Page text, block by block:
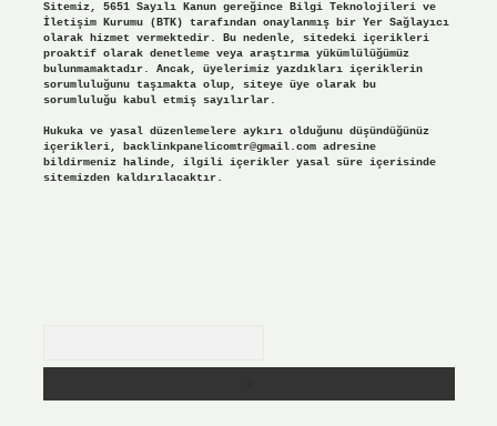
Sitemiz, 5651 Sayılı Kanun gereğince Bilgi Teknolojileri ve
İletişim Kurumu (BTK) tarafından onaylanmış bir Yer Sağlayıcı
olarak hizmet vermektedir. Bu nedenle, sitedeki içerikleri
proaktif olarak denetleme veya araştırma yükümlülüğümüz
bulunmamaktadır. Ancak, üyelerimiz yazdıkları içeriklerin
sorumluluğunu taşımakta olup, siteye üye olarak bu
sorumluluğu kabul etmiş sayılırlar.
Hukuka ve yasal düzenlemelere aykırı olduğunu düşündüğünüz
içerikleri, backlinkpanelicomtr@gmail.comadresine
bildirmeniz halinde, ilgili içerikler yasal süre içerisinde
sitemizden kaldırılacaktır.